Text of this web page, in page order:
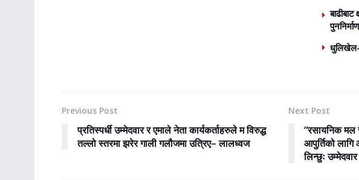
Previous Post
प्रतिस्पर्धी उम्मेदवार र एमाले नेता कार्यकर्ताहरुले म विरुद्ध
तल्लो स्तरमा झरेर गाली गलौजमा उत्रिए– लालध्वज
Next Post
“रसायनिक
आपुर्तिको
लिन्छुः